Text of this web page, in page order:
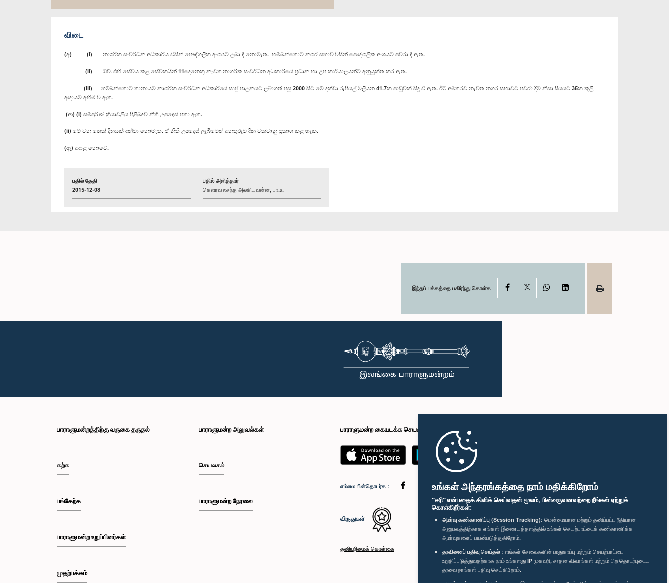
உங்கள் அந்தரங்கத்தை நாம் மதிக்கிறோம்
"சரி" என்பதைக் கிளிக் செய்வதன் மூலம், பின்வருவனவற்றை நீங்கள் ஏற்றுக்
கொள்கிறீர்கள்:
அமர்வு கண்காணிப்பு (Session Tracking): மென்மையான மற்றும் தனிப்பட்ட ரீதியான
அனுபவத்திற்காக எங்கள் இணையத்தளத்தில் உங்கள் செயற்பாட்டைக் கண்காணிக்க
அமர்வுகளைப் பயன்படுத்துகிறோம்.
தரவினைப் பதிவு செய்தல் : எங்கள் சேவைகளின் பாதுகாப்பு மற்றும் செயற்பாட்டை
உறுதிப்படுத்துவதற்காக நாம் உங்களது IP முகவரி, சாதன விவரங்கள் மற்றும் பிற தொடர்புடைய
தரவை நாங்கள் பதிவு செய்கிறோம்.
விடை
(අ) (i) නාගරික සංවර්ධන අධිකාරිය විසින් පෞද්ගලික අංශයට ලබා දී නොමැත. හම්බන්තොට නගර සභාව විසින් පෞද්ගලික අංශයට පවරා දී ඇත.
(ii) ඔව්. එහි සේවය කළ සේවකයින් 11දෙනෙකු නැවත නාගරික සංවර්ධන අධිකාරියේ ප්‍රධාන හා උප කාර්යාලයන්ට අනුයුක්ත කර ඇත.
(iii) හම්බන්තොට තානායම නාගරික සංවර්ධන අධිකාරියේ සෘජු පාලනයට ලබාගත් පසු 2000 සිට මේ දක්වා රුපියල් මිලියන 41.7ක පාඩුවක් සිදු වී ඇත. ඊට අමතරව නැවත නගර සභාවට පවරා දීම නිසා සියයට 35ක කුලී
ආදායම අහිමි වී ඇත.
(ආ) (i) සම්පූර්ණ ක්‍රියාවලිය පිළිබඳව නීති උපදෙස් පතා ඇත.
(ii) මේ වන තෙක් දිනයක් දන්වා නොමැත. ඒ නීති උපදෙස් ලැබීමෙන් අනතුරුව දින වකවානු ප්‍රකාශ කළ හැක.
(ඇ) අදාළ නොවේ.
பதில் தேதி
2015-12-08
பதில் அளித்தார்
கௌரவ லசந்த அலகியவன்ன, பா.உ.
இந்தப் பக்கத்தை பகிர்ந்து கொள்க Facebook WhatsAppLinkedIn
பாராளுமன்றத்திற்கு வருகை தருதல்
கற்க
பங்கேற்க
பாராளுமன்ற உறுப்பினர்கள்
முதற்பக்கம்
பாராளுமன்ற அலுவல்கள்
செயலகம்
பாராளுமன்ற நேரலை
பாராளுமன்ற கையடக்க செயலி
எம்மை பின்தொடர்க :
விருதுகள்
தனியுரிமைக் கொள்கை